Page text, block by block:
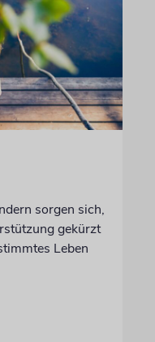
sorgen sich,
gekürzt
Leben